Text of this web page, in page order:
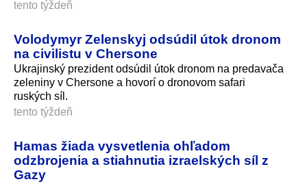
tento týždeň
Volodymyr Zelenskyj odsúdil útok dronom
na civilistu v Chersone
Ukrajinský prezident odsúdil útok dronom na predavača
zeleniny v Chersone a hovorí o dronovom safari
ruských síl.
tento týždeň
Hamas žiada vysvetlenia ohľadom
odzbrojenia a stiahnutia izraelských síl z
Gazy